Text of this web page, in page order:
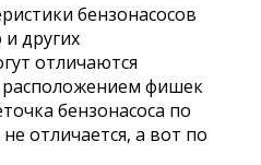
бензонасосов
других
отличаются
фишек
бензонасоса по
отличается, а вот по